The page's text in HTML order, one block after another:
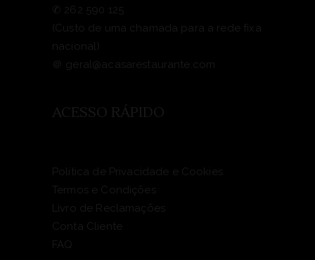
✆ 262 590 125
(Custo de uma chamada para a rede fixa
nacional)
＠ geral@acasarestaurante.com
ACESSO RÁPIDO
Política de Privacidade e Cookies
Termos e Condições
Livro de Reclamações
Conta Cliente
FAQ